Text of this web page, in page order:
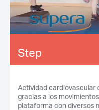
Step
Actividad cardiovascular
gracias a los
plataforma con diversos